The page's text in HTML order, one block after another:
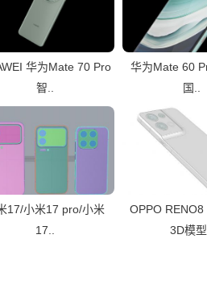
华为Mate 70 Pro
智..
华为Mate 60
国..
17/小米17 pro/小米
17..
OPPO RENO8
3D模型..